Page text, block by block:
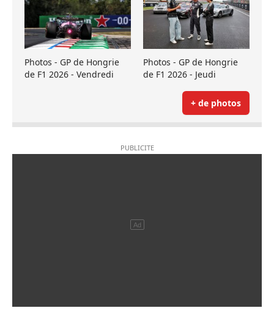
Photos - GP de Hongrie
de F1 2026 - Vendredi
Photos - GP de Hongrie
de F1 2026 - Jeudi
+ de photos